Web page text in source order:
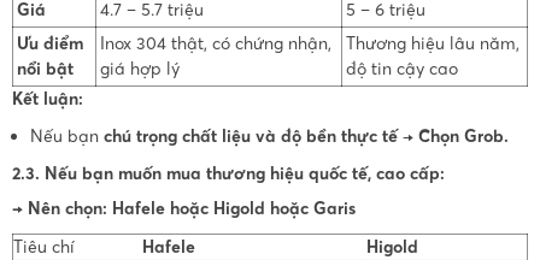
Giá
4.7 – 5.7 triệu
5 – 6 triệu
Ưu điểm
nổi bật
Inox 304 thật, có chứng nhận,
giá hợp lý
Thương hiệu lâu năm,
độ tin cậy cao
Kết luận:
Nếu bạn chú trọng chất liệu và độ bền thực tế→ Chọn Grob.
2.3. Nếu bạn muốn mua thương hiệu quốc tế, cao cấp:
→ Nên chọn: Hafele hoặc Higold hoặc Garis
Tiêu chí
Hafele
Higold